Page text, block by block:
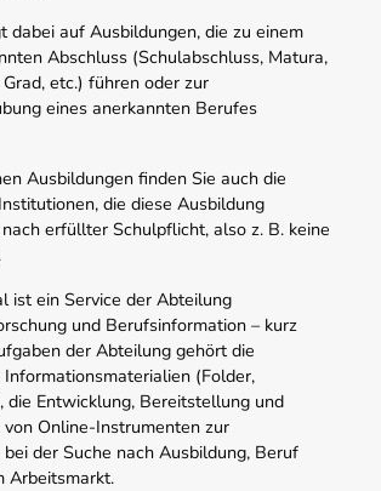
dabei auf Ausbildungen, die zu einem
Abschluss (Schulabschluss, Matura,
etc.) führen oder zur
eines anerkannten Berufes
Ausbildungen finden Sie auch die
die diese Ausbildung
erfüllter Schulpflicht, also z. B. keine
ist ein Service der Abteilung
und Berufsinformation – kurz
der Abteilung gehört die
(Folder,
die Entwicklung, Bereitstellung und
Online-Instrumenten zur
der Suche nach Ausbildung, Beruf
Arbeitsmarkt.